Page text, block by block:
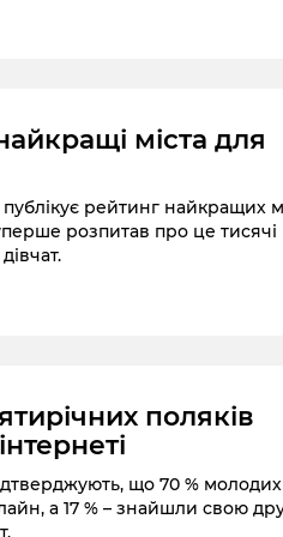
міста для
рейтинг найкращих
розпитав про це тисячі
поляків
що 70 % молодих
а 17 % – знайшли свою